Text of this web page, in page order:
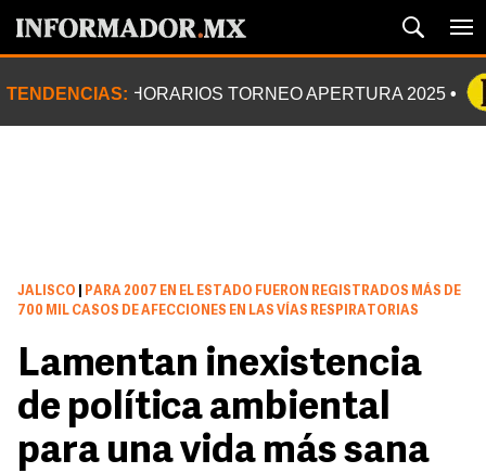
TENDENCIAS: HORARIOS TORNEO APERTURA 2025
JALISCO
PARA 2007 EN EL ESTADO FUERON REGISTRADOS MÁS DE
700 MIL CASOS DE AFECCIONES EN LAS VÍAS RESPIRATORIAS
Lamentan inexistencia
de política ambiental
para una vida más sana